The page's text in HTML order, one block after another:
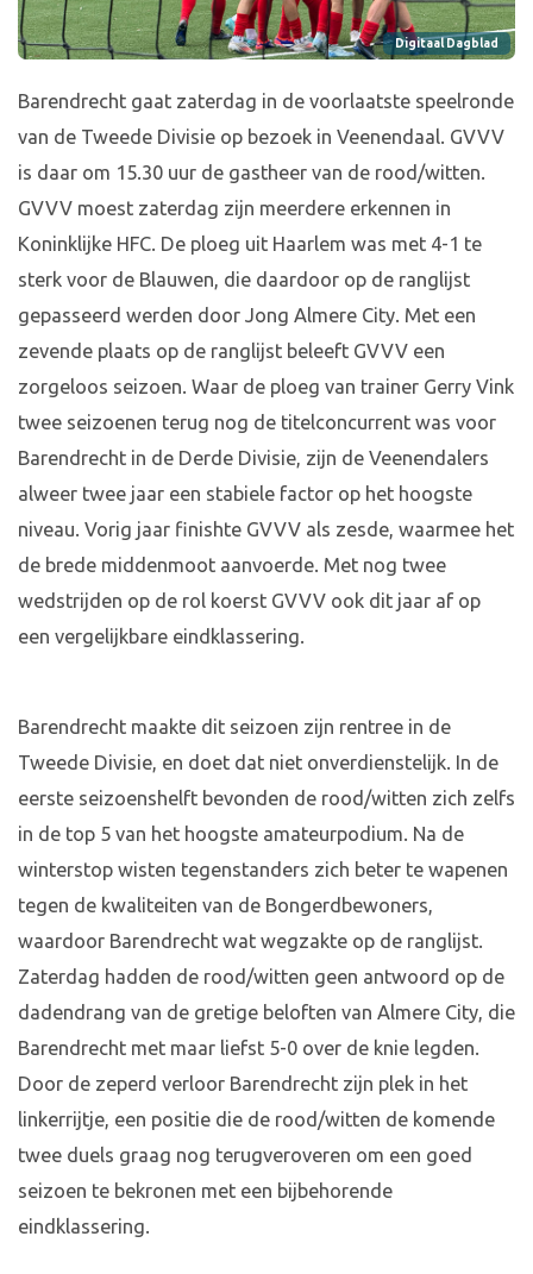
Digitaal Dagblad
Barendrecht gaat zaterdag in de voorlaatste speelronde
van de Tweede Divisie op bezoek in Veenendaal. GVVV
is daar om 15.30 uur de gastheer van de rood/witten.
GVVV moest zaterdag zijn meerdere erkennen in
Koninklijke HFC. De ploeg uit Haarlem was met 4-1 te
sterk voor de Blauwen, die daardoor op de ranglijst
gepasseerd werden door Jong Almere City. Met een
zevende plaats op de ranglijst beleeft GVVV een
zorgeloos seizoen. Waar de ploeg van trainer Gerry Vink
twee seizoenen terug nog de titelconcurrent was voor
Barendrecht in de Derde Divisie, zijn de Veenendalers
alweer twee jaar een stabiele factor op het hoogste
niveau. Vorig jaar finishte GVVV als zesde, waarmee het
de brede middenmoot aanvoerde. Met nog twee
wedstrijden op de rol koerst GVVV ook dit jaar af op
een vergelijkbare eindklassering.
Barendrecht maakte dit seizoen zijn rentree in de
Tweede Divisie, en doet dat niet onverdienstelijk. In de
eerste seizoenshelft bevonden de rood/witten zich zelfs
in de top 5 van het hoogste amateurpodium. Na de
winterstop wisten tegenstanders zich beter te wapenen
tegen de kwaliteiten van de Bongerdbewoners,
waardoor Barendrecht wat wegzakte op de ranglijst.
Zaterdag hadden de rood/witten geen antwoord op de
dadendrang van de gretige beloften van Almere City, die
Barendrecht met maar liefst 5-0 over de knie legden.
Door de zeperd verloor Barendrecht zijn plek in het
linkerrijtje, een positie die de rood/witten de komende
twee duels graag nog terugveroveren om een goed
seizoen te bekronen met een bijbehorende
eindklassering.